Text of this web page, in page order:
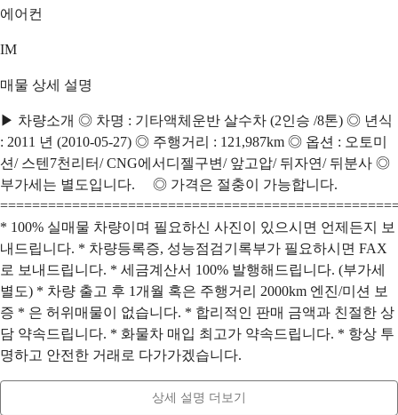
에어컨
IM
매물 상세 설명
▶ 차량소개 ◎ 차명 : 기타액체운반 살수차 (2인승 /8톤) ◎ 년식
: 2011 년 (2010-05-27) ◎ 주행거리 : 121,987km ◎ 옵션 : 오토미
션/ 스텐7천리터/ CNG에서디젤구변/ 앞고압/ 뒤자연/ 뒤분사 ◎
부가세는 별도입니다. ◎ 가격은 절충이 가능합니다.
* 100% 실매물 차량이며 필요하신 사진이 있으시면 언제든지 보
내드립니다. * 차량등록증, 성능점검기록부가 필요하시면 FAX
로 보내드립니다. * 세금계산서 100% 발행해드립니다. (부가세
별도) * 차량 출고 후 1개월 혹은 주행거리 2000km 엔진/미션 보
증 * 은 허위매물이 없습니다. * 합리적인 판매 금액과 친절한 상
담 약속드립니다. * 화물차 매입 최고가 약속드립니다. * 항상 투
명하고 안전한 거래로 다가가겠습니다.
상세 설명 더보기